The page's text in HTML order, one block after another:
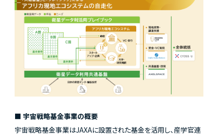
■ 宇宙戦略基金事業の概要
宇宙戦略基金事業はJAXAに設置された基金を活用し、産学官連